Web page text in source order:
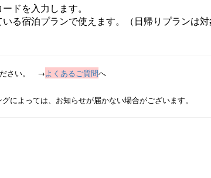
ドを入力します。
る宿泊プランで使えます。（日帰りプランは対
ださい。 →よくあるご質問へ
によっては、お知らせが届かない場合がございます。